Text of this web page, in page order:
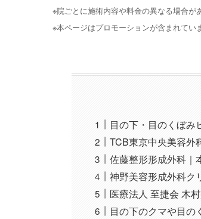
※院ごとに施術内容や料金の異なる場合が
※本ページはプロモーションが含まれてい
目の下・目のくぼみ
TCB東京中央美容外
佐藤整形形成外科｜
神野美容形成外科ク
医療法人 至捷会 木
目の下のクマや目の